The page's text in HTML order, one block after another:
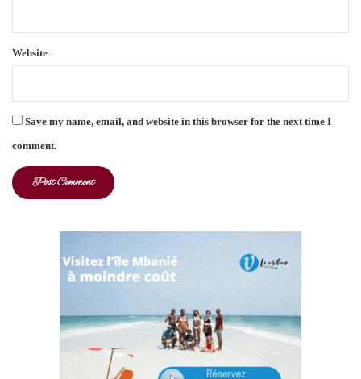
Website
Save my name, email, and website in this browser for the next time I
comment.